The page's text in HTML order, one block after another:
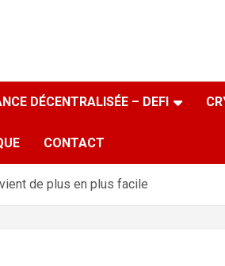
DÉCENTRALISÉE – DEFI
CONTACT
de plus en plus facile